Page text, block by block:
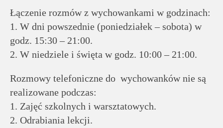
Łączenie rozmów z wychowankami w godzinach:
1. W dni powszednie (poniedziałek – sobota) w
godz. 15:30 – 21:00.
2. W niedziele i święta w godz. 10:00 – 21:00.
Rozmowy telefoniczne do wychowanków nie są
realizowane podczas:
1. Zajęć szkolnych i warsztatowych.
2. Odrabiania lekcji.